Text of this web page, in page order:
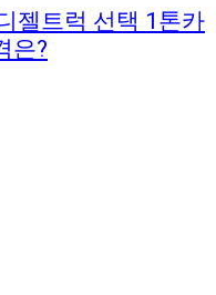
젤트럭 선택 1톤카
은?